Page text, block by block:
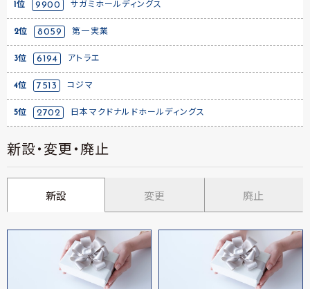
1位 9900 サガミホールディングス
2位 8059 第一実業
3位 6194 アトラエ
4位 7513 コジマ
5位 2702 日本マクドナルドホールディングス
新設・変更・廃止
新設 変更 廃止